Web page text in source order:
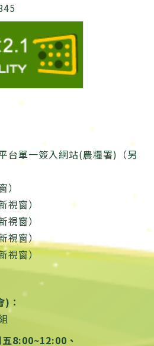
台單一簽入網站(農糧署)（另
窗）
窗）
視窗）
視窗）
：
8:00~12:00、